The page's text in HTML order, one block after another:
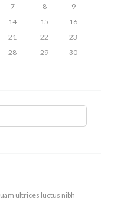
7 8
9
14 15
16
21 22
23
28 29
30
ultrices luctus nibh